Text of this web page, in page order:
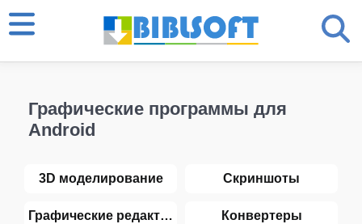
Графические программы для
Android
3D моделирование Скриншоты
Графические редакторы Конвертеры